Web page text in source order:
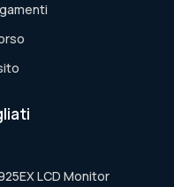
LCD Monitor